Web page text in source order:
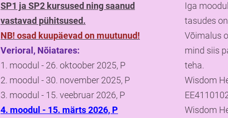
SP1 ja SP2 kursused ning saanud
vastavad pühitsused.
NB! osad kuupäevad on muutunud!
Verioral, Nõiatares:
1. moodul - 26. oktoober 2025, P
2. moodul - 30. november 2025, P
3. moodul - 15. veebruar 2026, P
4. moodul - 15. märts 2026, P
Iga
tasudes
Võimalus
mind siis
teha.
Wisdom
Wisdom